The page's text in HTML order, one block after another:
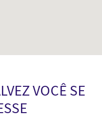
VOCÊ SE